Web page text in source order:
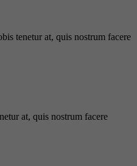
tenetur at, quis nostrum facere
at, quis nostrum facere